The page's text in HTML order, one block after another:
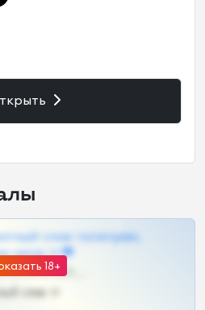
18+
слив телеграм,
шкур тг❤
слив тг